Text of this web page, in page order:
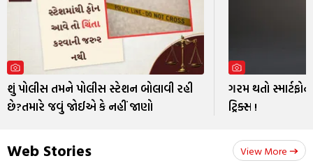
શું પોલીસ તમને પોલીસ સ્ટેશન બોલાવી રહી
છે?તમારે જવું જોઈએ કે નહીં જાણો
ગરમ થતો
ટ્રિક્સ !
Web Stories View More